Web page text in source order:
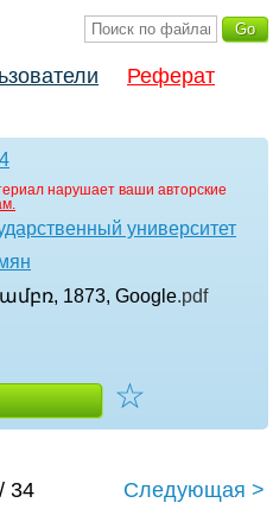
Реферат
нарушает ваши авторские
университет
1873, Google.pdf
☆
34 Следующая >